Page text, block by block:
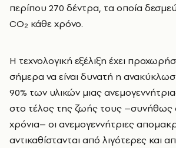
περίπου 270 δέντρα, τα οποία
CO₂ κάθε χρόνο.
Η τεχνολογική εξέλιξη έχει
σήμερα να είναι δυνατή η
90% των υλικών μιας
στο τέλος της ζωής τους –συνήθως
χρόνια– οι ανεμογεννήτριες
αντικαθίστανται από λιγότερες και